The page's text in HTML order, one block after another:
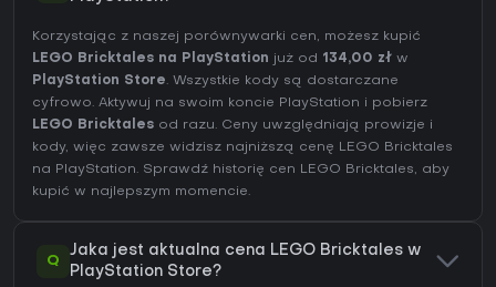
Korzystając z naszej porównywarki cen, możesz kupić
LEGO Bricktales na PlayStation już od 134,00 zł w
PlayStation Store. Wszystkie kody są dostarczane
cyfrowo. Aktywuj na swoim koncie PlayStation i pobierz
LEGO Bricktales od razu. Ceny uwzględniają prowizje i
kody, więc zawsze widzisz najniższą cenę LEGO Bricktales
na PlayStation. Sprawdź historię cen LEGO Bricktales, aby
kupić w najlepszym momencie.
Q
Jaka jest aktualna cena LEGO Bricktales w
PlayStation Store?